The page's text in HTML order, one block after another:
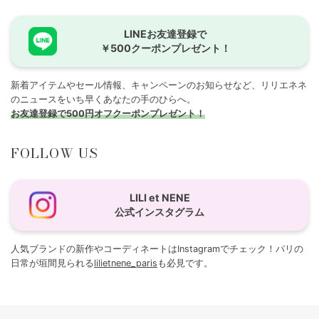
LINEお友達登録で
￥500クーポンプレゼント！
新着アイテムやセール情報、キャンペーンのお知らせなど、リリエネネ
のニュースをいち早くあなたの手のひらへ。
お友達登録で500円オフクーポンプレゼント！
FOLLOW US
LILI et NENE
公式インスタグラム
人気ブランドの新作やコーディネートはInstagramでチェック！パリの
日常が垣間見られるlilietnene_paris も必見です。